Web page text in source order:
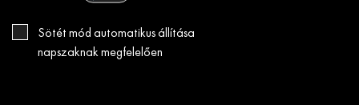
Sötét mód automatikus állítása
napszaknak megfelelően